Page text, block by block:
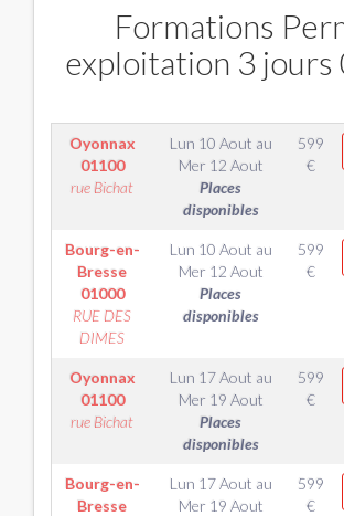
Formations
exploitation 3 jours
Oyonnax
01100
rue Bichat
Lun 10 Aout au
Mer 12 Aout
Places
disponibles
599
€
Bourg-en-
Bresse
01000
RUE DES
DIMES
Lun 10 Aout au
Mer 12 Aout
Places
disponibles
599
€
Oyonnax
01100
rue Bichat
Lun 17 Aout au
Mer 19 Aout
Places
disponibles
599
€
Bourg-en-
Bresse
Lun 17 Aout au
Mer 19 Aout
599
€